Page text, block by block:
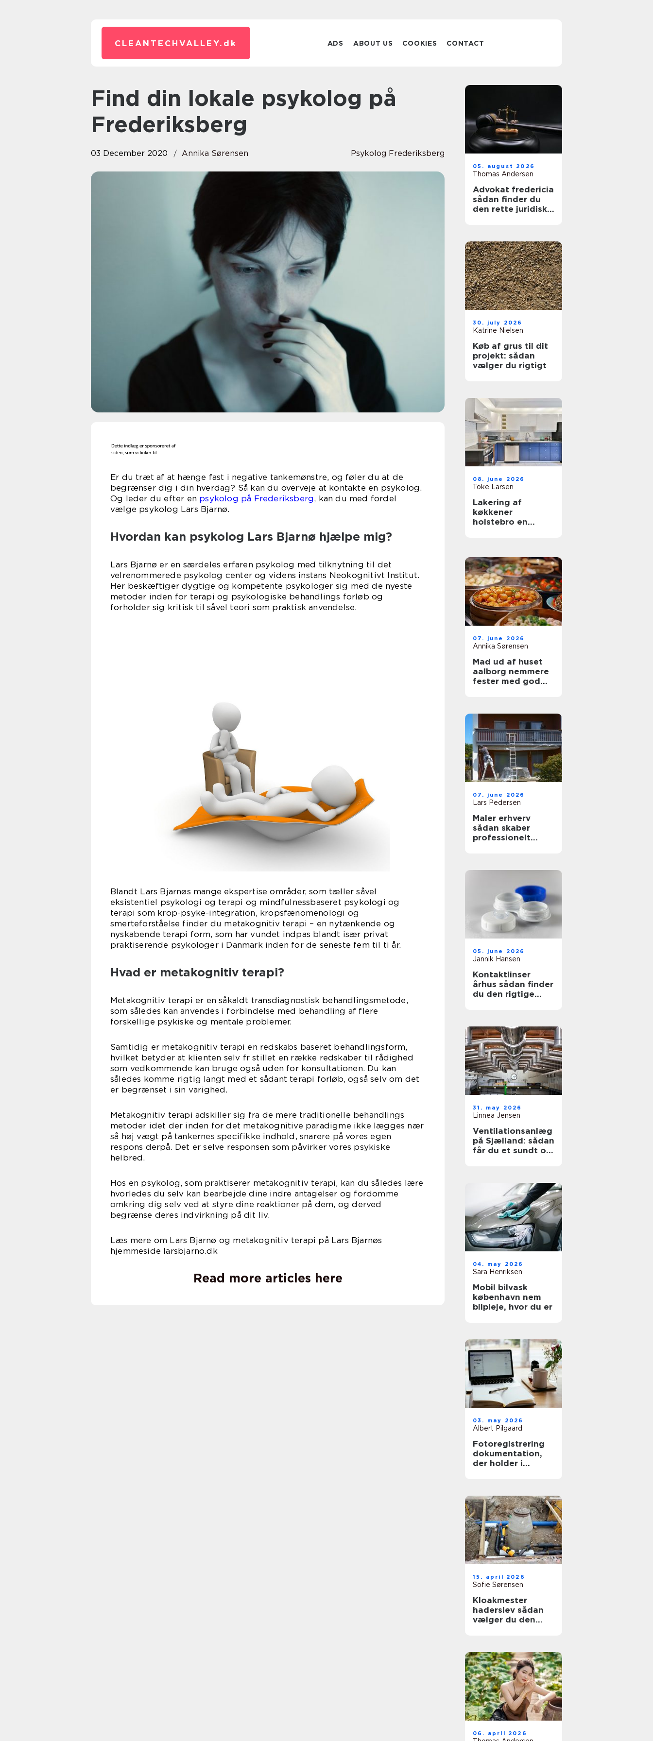
CLEANTECHVALLEY. dk ADS ABOUT US COOKIES CONTACT
Find din lokale psykolog på
Frederiksberg
03 December 2020 Annika Sørensen Psykolog Frederiksberg
Er du træt af at hænge fast i negative tankemønstre, og føler du at de
begrænser dig i din hverdag? Så kan du overveje at kontakte en psykolog.
Og leder du efter en psykolog på Frederiksberg, kan du med fordel
vælge psykolog Lars Bjarnø.
Hvordan kan psykolog Lars Bjarnø hjælpe mig?
Lars Bjarnø er en særdeles erfaren psykolog med tilknytning til det
velrenommerede psykolog center og videns instans Neokognitivt Institut.
Her beskæftiger dygtige og kompetente psykologer sig med de nyeste
metoder inden for terapi og psykologiske behandlings forløb og
forholder sig kritisk til såvel teori som praktisk anvendelse.
Blandt Lars Bjarnøs mange ekspertise områder, som tæller såvel
eksistentiel psykologi og terapi og mindfulnessbaseret psykologi og
terapi som krop-psyke-integration, kropsfænomenologi og
smerteforståelse finder du metakognitiv terapi – en nytænkende og
nyskabende terapi form, som har vundet indpas blandt især privat
praktiserende psykologer i Danmark inden for de seneste fem til ti år.
Hvad er metakognitiv terapi?
Metakognitiv terapi er en såkaldt transdiagnostisk behandlingsmetode,
som således kan anvendes i forbindelse med behandling af flere
forskellige psykiske og mentale problemer.
Samtidig er metakognitiv terapi en redskabs baseret behandlingsform,
hvilket betyder at klienten selv fr stillet en række redskaber til rådighed
som vedkommende kan bruge også uden for konsultationen. Du kan
således komme rigtig langt med et sådant terapi forløb, også selv om det
er begrænset i sin varighed.
Metakognitiv terapi adskiller sig fra de mere traditionelle behandlings
metoder idet der inden for det metakognitive paradigme ikke lægges nær
så høj vægt på tankernes specifikke indhold, snarere på vores egen
respons derpå. Det er selve responsen som påvirker vores psykiske
helbred.
Hos en psykolog, som praktiserer metakognitiv terapi, kan du således lære
hvorledes du selv kan bearbejde dine indre antagelser og fordomme
omkring dig selv ved at styre dine reaktioner på dem, og derved
begrænse deres indvirkning på dit liv.
Læs mere om Lars Bjarnø og metakognitiv terapi på Lars Bjarnøs
hjemmeside larsbjarno.dk
Read more articles here
05. august 2026
Thomas Andersen
Advokat fredericia
sådan finder du
den rette juridiske
30. july 2026
Katrine Nielsen
Køb af grus til dit
projekt: sådan
vælger du rigtigt
08. june 2026
Toke Larsen
Lakering af
køkkener
holstebro en
07. june 2026
Annika Sørensen
Mad ud af huset
aalborg nemmere
fester med god
07. june 2026
Lars Pedersen
Maler erhverv
sådan skaber
professionelt
05. june 2026
Jannik Hansen
Kontaktlinser
århus sådan finder
du den rigtige
31. may 2026
Linnea Jensen
Ventilationsanlæg
på Sjælland: sådan
får du et sundt og
04. may 2026
Sara Henriksen
Mobil bilvask
københavn nem
bilpleje, hvor du er
03. may 2026
Albert Pilgaard
Fotoregistrering
dokumentation,
der holder i
15. april 2026
Sofie Sørensen
Kloakmester
haderslev sådan
vælger du den
06. april 2026